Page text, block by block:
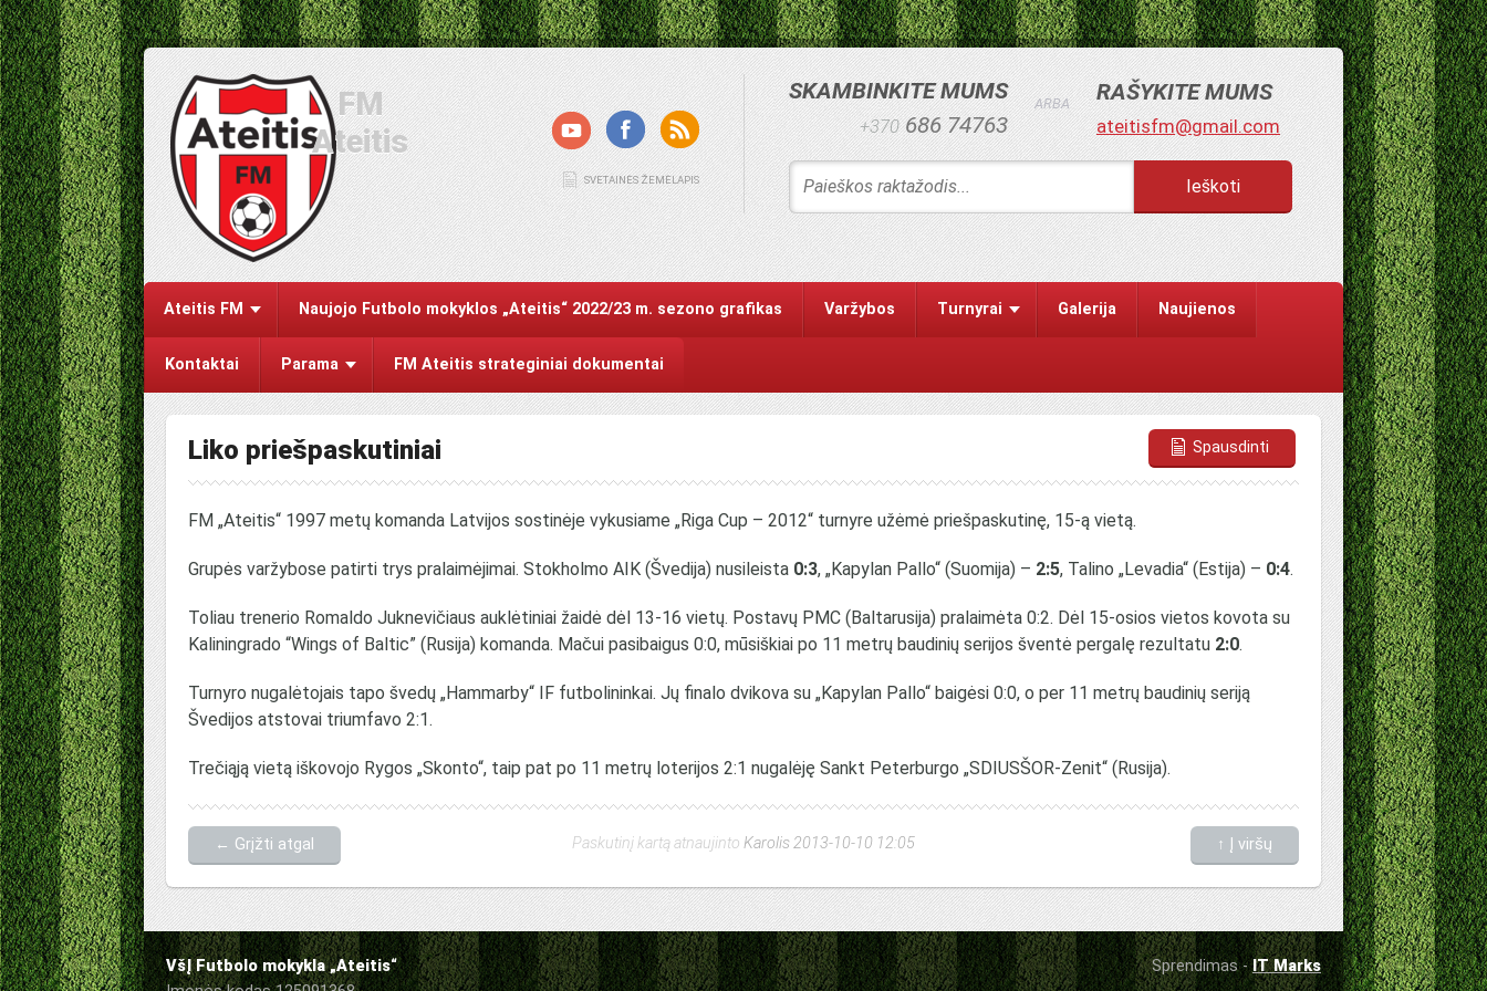
FM
Ateitis
SKAMBINKITE MUMS
+370686 74763
ARBA RAŠYKITE MUMS
ateitisfm@gmail.com
SVETAINĖS ŽEMĖLAPIS
Ateitis FM Naujojo Futbolo mokyklos „Ateitis“ 2022/23 m. sezono grafikas Varžybos Turnyrai Galerija Naujienos
Kontaktai Parama FM Ateitis strateginiai dokumentai
Liko priešpaskutiniai Spausdinti
FM „Ateitis“ 1997 metų komanda Latvijos sostinėje vykusiame „Riga Cup – 2012“ turnyre užėmė priešpaskutinę, 15-ą vietą.
Grupės varžybose patirti trys pralaimėjimai. Stokholmo AIK (Švedija) nusileista 0:3, „Kapylan Pallo“ (Suomija) – 2:5, Talino „Levadia“ (Estija) – 0:4.
Toliau trenerio Romaldo Juknevičiaus auklėtiniai žaidė dėl 13-16 vietų. Postavų PMC (Baltarusija) pralaimėta 0:2. Dėl 15-osios vietos kovota su
Kaliningrado “Wings of Baltic” (Rusija) komanda. Mačui pasibaigus 0:0, mūsiškiai po 11 metrų baudinių serijos šventė pergalę rezultatu 2:0.
Turnyro nugalėtojais tapo švedų „Hammarby“ IF futbolininkai. Jų finalo dvikova su „Kapylan Pallo“ baigėsi 0:0, o per 11 metrų baudinių seriją
Švedijos atstovai triumfavo 2:1.
Trečiąją vietą iškovojo Rygos „Skonto“, taip pat po 11 metrų loterijos 2:1 nugalėję Sankt Peterburgo „SDIUSŠOR-Zenit“ (Rusija).
Paskutinį kartą atnaujinto Karolis 2013-10-10 12:05
← Grįžti atgal ↑ Į viršų
VšĮ Futbolo mokykla „Ateitis“
Sprendimas -IT Marks